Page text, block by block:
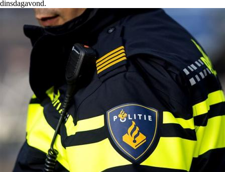
dinsdagavond.